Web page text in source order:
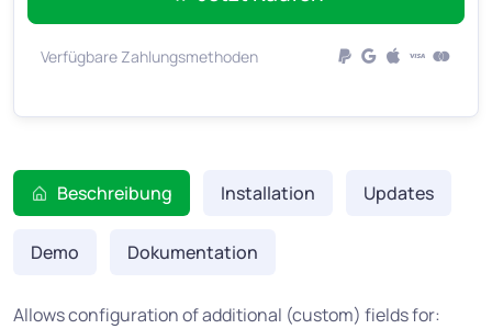
Verfügbare Zahlungsmethoden
Beschreibung Installation Updates
Demo Dokumentation
Allows configuration of additional (custom) fields for: